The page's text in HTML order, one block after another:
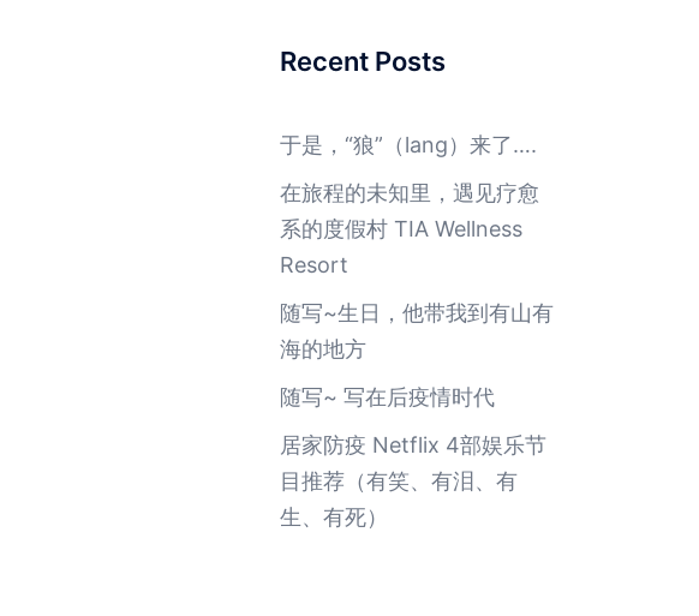
Recent Posts
于是，“狼”（lang）来了….
在旅程的未知里，遇见疗愈
系的度假村 TIA Wellness
Resort
随写~生日，他带我到有山有
海的地方
随写~ 写在后疫情时代
居家防疫 Netflix 4部娱乐节
目推荐（有笑、有泪、有
生、有死）